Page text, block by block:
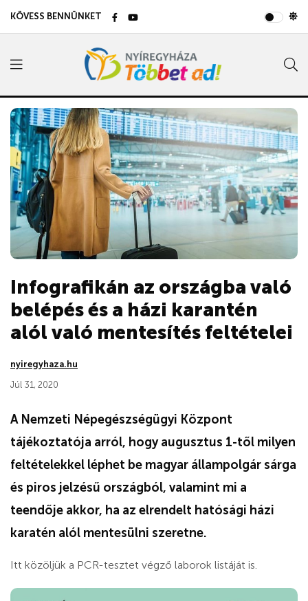
KÖVESS BENNÜNKET
Infografikán az országba való
belépés és a házi karantén
alól való mentesítés feltételei
nyiregyhaza.hu
Júl 31, 2020
A Nemzeti Népegészségügyi Központ
tájékoztatója arról, hogy augusztus 1-től milyen
feltételekkel léphet be magyar állampolgár sárga
és piros jelzésű országból, valamint mi a
teendője akkor, ha az elrendelt hatósági házi
karatén alól mentesülni szeretne.
Itt közöljük a PCR-tesztet végző laborok listáját is.